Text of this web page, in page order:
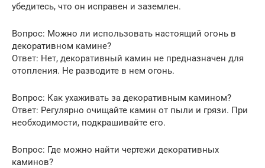
убедитесь, что он исправен и заземлен.
Вопрос: Можно ли использовать настоящий огонь в
декоративном камине?
Ответ: Нет, декоративный камин не предназначен для
отопления. Не разводите в нем огонь.
Вопрос: Как ухаживать за декоративным камином?
Ответ: Регулярно очищайте камин от пыли и грязи. При
необходимости, подкрашивайте его.
Вопрос: Где можно найти чертежи декоративных
каминов?